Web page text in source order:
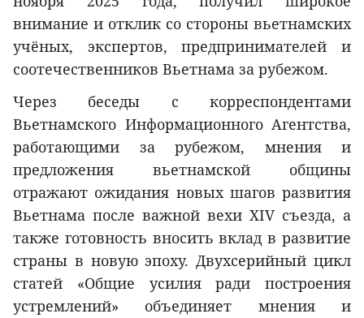
внимание и отклик со стороны вьетнамских
учёных, экспертов, предпринимателей и
соотечественников Вьетнама за рубежом.
Через беседы с корреспондентами
Вьетнамского Информационного Агентства,
работающими за рубежом, мнения и
предложения вьетнамской общины
отражают ожидания новых шагов развития
Вьетнама после важной вехи XIV съезда, а
также готовность вносить вклад в развитие
страны в новую эпоху. Двухсерийный цикл
статей «Общие усилия ради построения
устремлений» объединяет мнения и